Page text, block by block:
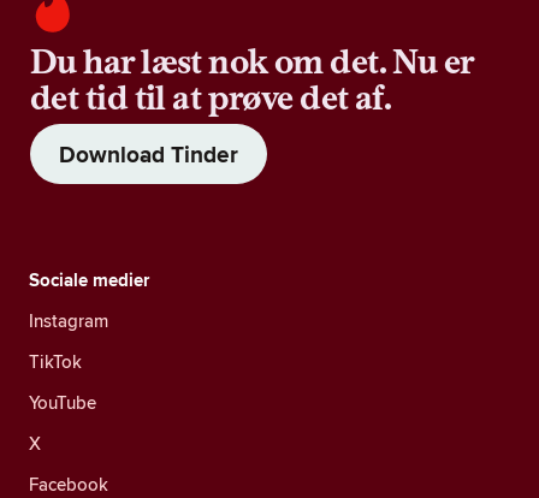
Du har læst nok om det. Nu er
det tid til at prøve det af.
Download Tinder
Sociale medier
Instagram
TikTok
YouTube
X
Facebook